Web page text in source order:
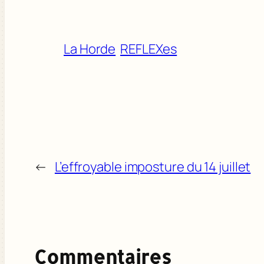
La Horde REFLEXes
← L’effroyable imposture du 14 juillet
Commentaires